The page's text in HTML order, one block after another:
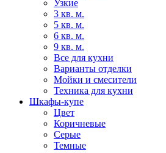
Узкие
3 кв. м.
5 кв. м.
6 кв. м.
9 кв. м.
Все для кухни
Варианты отделки
Мойки и смесители
Техника для кухни
Шкафы-купе
Цвет
Коричневые
Серые
Темные